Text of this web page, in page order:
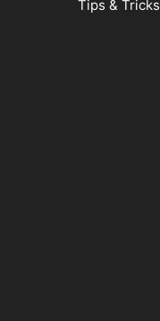
Tips & Tricks